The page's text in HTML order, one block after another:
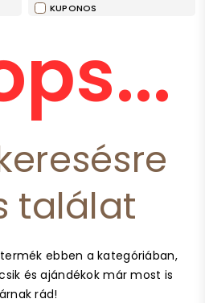
KUPONOS
találat
ebben a kategóriában,
és ajándékok már most is
rád!